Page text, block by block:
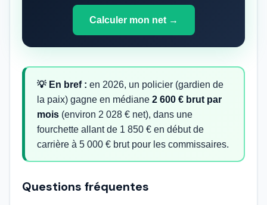
Calculer mon net →
💡 En bref : en 2026, un policier (gardien de
la paix) gagne en médiane 2 600 € brut par
mois (environ 2 028 € net), dans une
fourchette allant de 1 850 € en début de
carrière à 5 000 € brut pour les commissaires.
Questions fréquentes